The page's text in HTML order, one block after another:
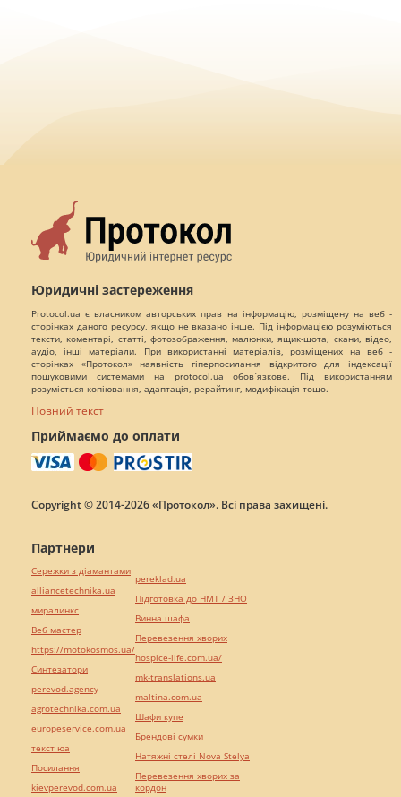
Юридичні застереження
Protocol.ua є власником авторських прав на інформацію, розміщену на веб -
сторінках даного ресурсу, якщо не вказано інше. Під інформацією розуміються
тексти, коментарі, статті, фотозображення, малюнки, ящик-шота, скани, відео,
аудіо, інші матеріали. При використанні матеріалів, розміщених на веб -
сторінках «Протокол» наявність гіперпосилання відкритого для індексації
пошуковими системами на protocol.ua обов`язкове. Під використанням
розуміється копіювання, адаптація, рерайтинг, модифікація тощо.
Повний текст
Приймаємо до оплати
Copyright © 2014-2026 «Протокол». Всі права захищені.
Партнери
Сережки з діамантами
alliancetechnika.ua
миралинкс
Веб мастер
https://motokosmos.ua/
Синтезатори
perevod.agency
agrotechnika.com.ua
europeservice.com.ua
текст юа
Посилання
kievperevod.com.ua
pereklad.ua
Підготовка до НМТ / ЗНО
Винна шафа
Перевезення хворих
hospice-life.com.ua/
mk-translations.ua
maltina.com.ua
Шафи купе
Брендові сумки
Натяжні стелі Nova Stelya
Перевезення хворих за
кордон